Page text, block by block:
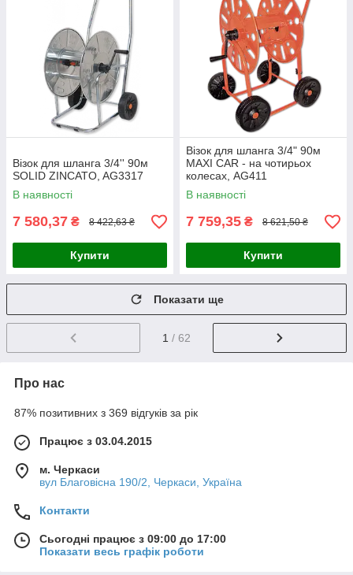
Візок для шланга 3/4'' 90м
SOLID ZINCATO, AG3317
В наявності
7 580,37 ₴ 8 422,63 ₴
Купити
Візок для шланга 3/4" 90м
MAXI CAR - на чотирьох
колесах, AG411
В наявності
7 759,35 ₴ 8 621,50 ₴
Купити
Показати ще
1 / 62
Про нас
87% позитивних з 369 відгуків за рік
Працює з 03.04.2015
м. Черкаси
вул Благовісна 190/2, Черкаси, Україна
Контакти
Сьогодні працює з 09:00 до 17:00
Показати весь графік роботи